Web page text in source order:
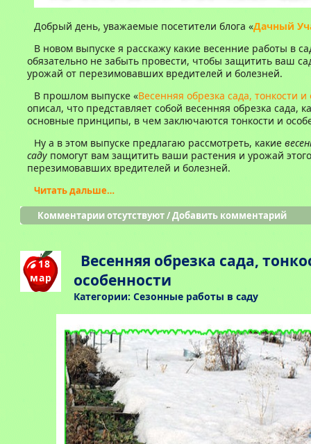
Добрый день, уважаемые посетители блога «Дачный
В новом выпуске я расскажу какие весенние работы в
обязательно не забыть провести, чтобы защитить ваш
урожай от перезимовавших вредителей и болезней.
В прошлом выпуске «Весенняя обрезка сада, тонкости и
описал, что представляет собой весенняя обрезка сада,
основные принципы, в чем заключаются тонкости и
Ну а в этом выпуске предлагаю рассмотреть, какие
саду помогут вам защитить ваши растения и урожай
перезимовавших вредителей и болезней.
Читать дальше…
Комментарии отсутствуют/Добавить комментарий
18
мар
Весенняя обрезка сада,
особенности
Категории: Сезонные работы в саду